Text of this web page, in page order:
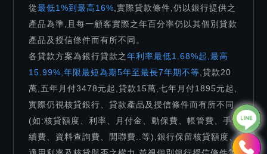
從最低1%到最高16% ,實際貸款條件,仍以銀行提供之
產品為準,且每一顧客實際之年百分率仍以其個別貸款
產品及授信條件而有所不同。
各貸款方案為銀行貸款之年利率最低1.68%起,最高
15.99%,年限最短為期5年至最長7年期不等 ,貸款20
萬,五年月付3478元起,貸款15萬,七年月付1895元起,
實際仍視核貸銀行、貸款產品及授信條件而有所不同
(如:核貸額度、利率、月付金、動保費、帳管費、手
續費、資料查詢費、開聯費..等),銀行保留核貸額度、